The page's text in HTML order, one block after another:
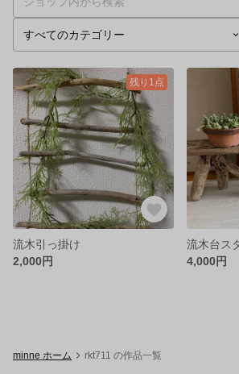
残り1点
流木引っ掛け
2,000円
流木台ス
4,000円
minne ホーム rkt711 の作品一覧